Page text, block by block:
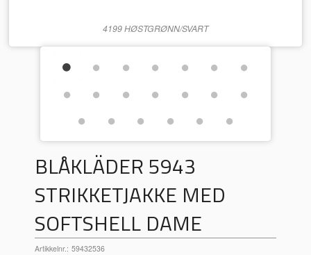
4199 HØSTGRØNN/SVART
BLÅKLÄDER 5943
STRIKKETJAKKE MED
SOFTSHELL DAME
Artikkelnr.: 59432536